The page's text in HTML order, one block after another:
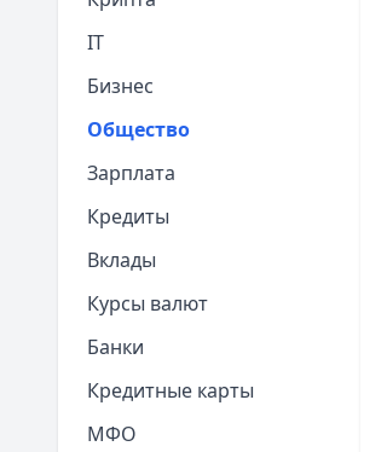
IT
Бизнес
Общество
Зарплата
Кредиты
Вклады
Курсы валют
Банки
Кредитные карты
МФО